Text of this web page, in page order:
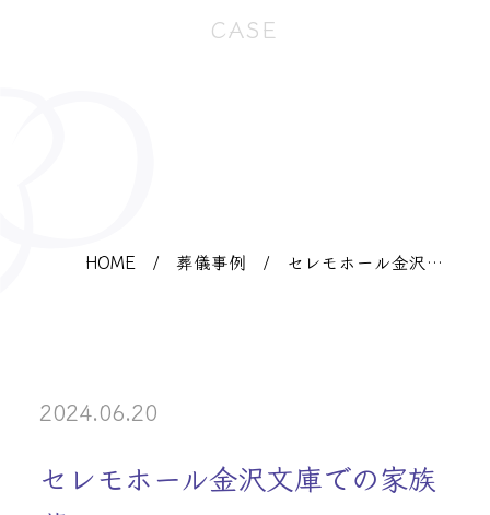
CASE
HOME / 葬儀事例 / セレモホール金沢文
庫での家族葬
2024.06.20
セレモホール金沢文庫での家族